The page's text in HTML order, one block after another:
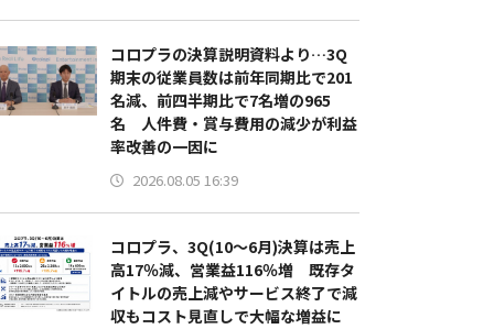
コロプラの決算説明資料より…3Q
期末の従業員数は前年同期比で201
名減、前四半期比で7名増の965
名 人件費・賞与費用の減少が利益
率改善の一因に
2026.08.05 16:39
コロプラ、3Q(10～6月)決算は売上
高17％減、営業益116％増 既存タ
イトルの売上減やサービス終了で減
収もコスト見直しで大幅な増益に